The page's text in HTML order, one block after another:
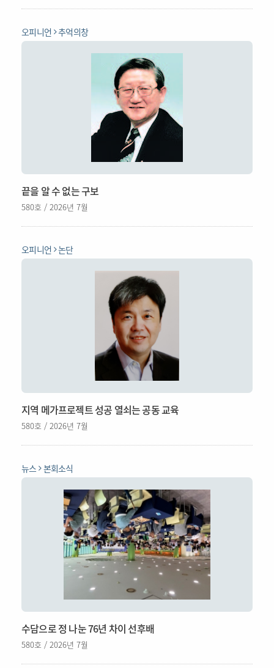
오피니언 추억의창
끝을 알 수 없는 구보
580호 / 2026년 7월
오피니언 논단
지역 메가프로젝트 성공 열쇠는 공동 교육
580호 / 2026년 7월
뉴스 본회소식
수담으로 정 나눈 76년 차이 선후배
580호 / 2026년 7월